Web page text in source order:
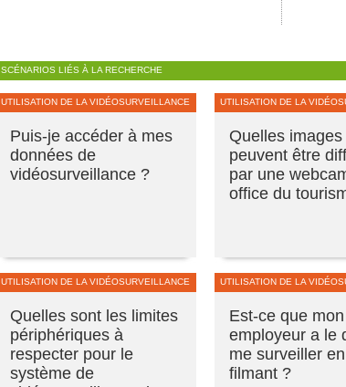
SCÉNARIOS LIÉS À LA RECHERCHE
UTILISATION DE LA VIDÉOSURVEILLANCE
Puis-je accéder à mes
données de
vidéosurveillance ?
UTILISATION DE LA
Quelles images
peuvent être
par une
office du
UTILISATION DE LA VIDÉOSURVEILLANCE
Quelles sont les limites
périphériques à
respecter pour le
système de
UTILISATION DE LA
Est-ce que mon
employeur a le
me surveiller
filmant ?